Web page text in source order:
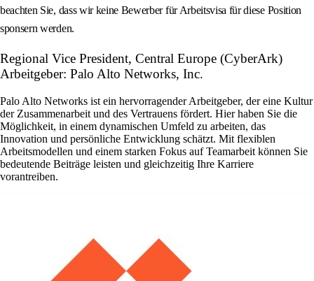
beachten Sie, dass wir keine Bewerber für Arbeitsvisa für diese Position
sponsern werden.
Regional Vice President, Central Europe (CyberArk)
Arbeitgeber: Palo Alto Networks, Inc.
Palo Alto Networks ist ein hervorragender Arbeitgeber, der eine Kultur
der Zusammenarbeit und des Vertrauens fördert. Hier haben Sie die
Möglichkeit, in einem dynamischen Umfeld zu arbeiten, das
Innovation und persönliche Entwicklung schätzt. Mit flexiblen
Arbeitsmodellen und einem starken Fokus auf Teamarbeit können Sie
bedeutende Beiträge leisten und gleichzeitig Ihre Karriere
vorantreiben.